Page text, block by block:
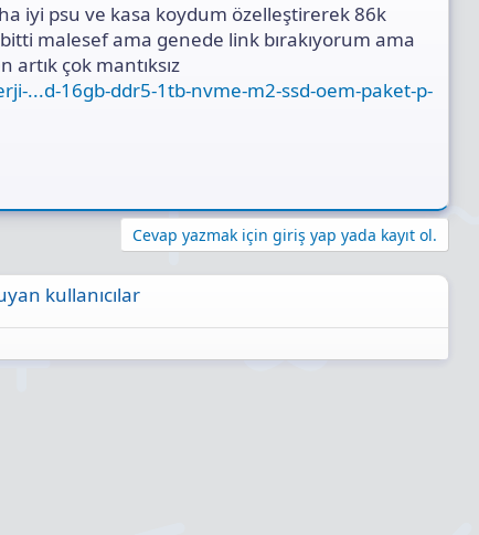
iyi psu ve kasa koydum özelleştirerek 86k
malesef ama genede link bırakıyorum ama
çok mantıksız
...d-16gb-ddr5-1tb-nvme-m2-ssd-oem-paket-p-
Cevap yazmak için giriş yap yada kayıt ol.
kullanıcılar